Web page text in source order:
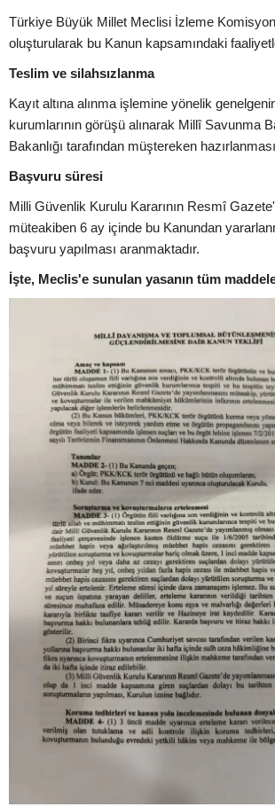
Türkiye Büyük Millet Meclisi İzleme
oluşturularak bu Kanun kapsamındaki
Teslim ve silahsızlanma
Kayıt altına alınma işlemine yönelik
kurumlarının görüşü alınarak Millî Savunma
Bakanlığı tarafından müştereken
Başvuru süresi
Milli Güvenlik Kurulu Kararının Resmî
müteakiben 6 ay içinde bu Kanundan
başvuru yapılması aranmaktadır.
İşte, Meclis'e sunulan yasanın tüm